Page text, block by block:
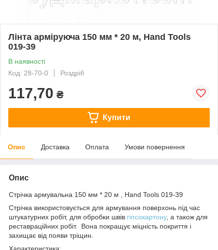
Лінта арміруюча 150 мм * 20 м, Hand Tools
019-39
В наявності
Код: 28-70-0
Роздріб
117,70 ₴
Купити
Опис Доставка Оплата Умови повернення
Опис
Стрічка армувальна 150 мм * 20 м , Hand Tools 019-39
Стрічка використовується для армування поверхонь під час
штукатурних робіт, для обробки швів гіпсокартону, а також для
реставраційних робіт. Вона покращує міцність покриття і
захищає від появи тріщин.
Характеристика: